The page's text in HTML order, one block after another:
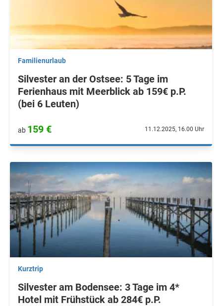
Familienurlaub
Silvester an der Ostsee: 5 Tage im
Ferienhaus mit Meerblick ab 159€ p.P.
(bei 6 Leuten)
ab 159 € 11.12.2025, 16.00 Uhr
Kurztrip
Silvester am Bodensee: 3 Tage im 4*
Hotel mit Frühstück ab 284€ p.P.